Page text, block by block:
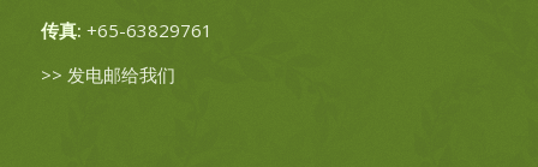
传真: +65-63829761
>> 发电邮给我们